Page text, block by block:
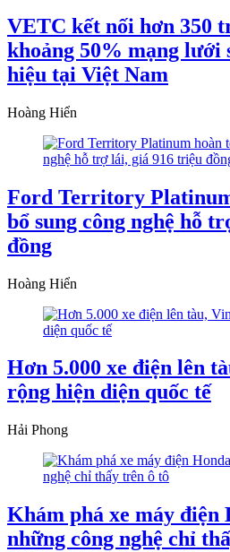
VETC kết nối hơn 350
khoảng 50% mạng lưới
hiệu tại Việt Nam
Hoàng Hiển
Ford Territory
bổ sung công nghệ hỗ
đồng
Hoàng Hiển
Hơn 5.000 xe điện lên
rộng hiện diện quốc tế
Hải Phong
Khám phá xe máy điện
những công nghệ chỉ